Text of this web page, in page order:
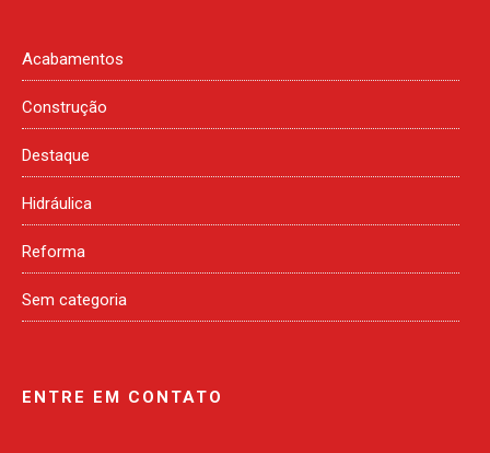
Acabamentos
Construção
Destaque
Hidráulica
Reforma
Sem categoria
ENTRE EM CONTATO